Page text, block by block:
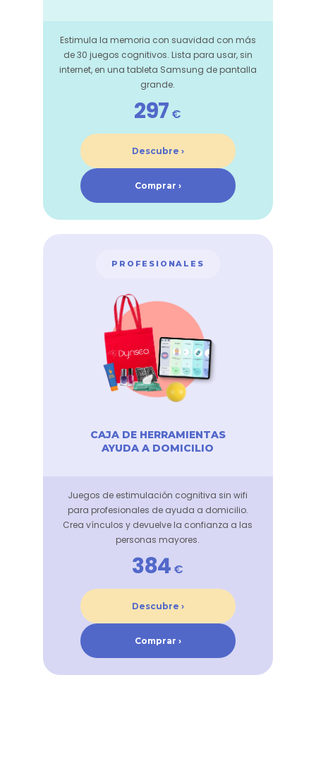
Estimula la memoria con suavidad con más
de 30 juegos cognitivos. Lista para usar, sin
internet, en una tableta Samsung de pantalla
grande.
297 €
Descubre ›
Comprar ›
PROFESIONALES
CAJA DE HERRAMIENTAS
AYUDA A DOMICILIO
Juegos de estimulación cognitiva sin wifi
para profesionales de ayuda a domicilio.
Crea vínculos y devuelve la confianza a las
personas mayores.
384 €
Descubre ›
Comprar ›